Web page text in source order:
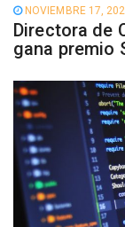
NOVIEMBRE 17,
Directora de
gana premio